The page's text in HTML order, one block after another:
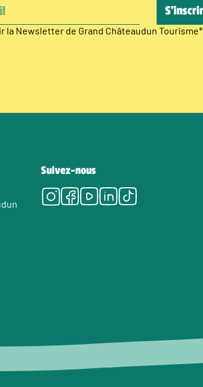
la Newsletter de Grand Châteaudun Tourisme*
Suivez-nous
Instagram
Facebook
Youtube
LinkedIn
Tiktok